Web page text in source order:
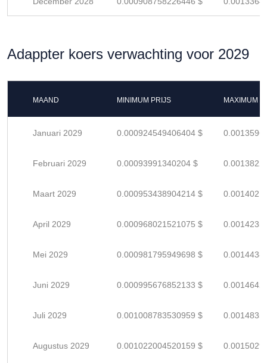
Adappter koers verwachting voor 2029
MAAND MINIMUM PRIJS MAXIMUM
Januari 2029 0.000924549406404 $
Februari 2029 0.00093991340204 $
Maart 2029 0.000953438904214 $
April 2029 0.000968021521075 $
Mei 2029 0.000981795949698 $
Juni 2029 0.000995676852133 $
Juli 2029 0.001008783530959 $
Augustus 2029 0.001022004520159 $